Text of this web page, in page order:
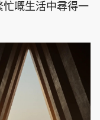
嘅生活中尋得一